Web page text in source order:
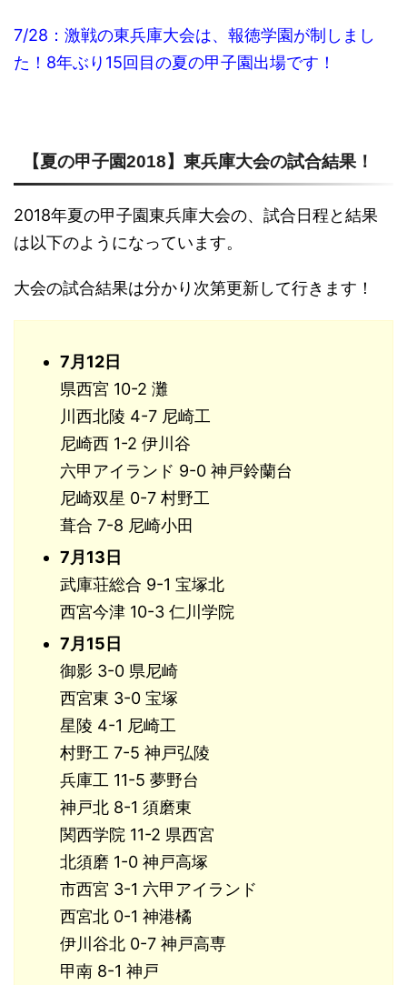
7/28：激戦の東兵庫大会は、報徳学園が制しまし
た！8年ぶり15回目の夏の甲子園出場です！
【夏の甲子園2018】東兵庫大会の試合結果！
2018年夏の甲子園東兵庫大会の、試合日程と結果
は以下のようになっています。
大会の試合結果は分かり次第更新して行きます！
7月12日
県西宮 10-2 灘
川西北陵 4-7 尼崎工
尼崎西 1-2 伊川谷
六甲アイランド 9-0 神戸鈴蘭台
尼崎双星 0-7 村野工
葺合 7-8 尼崎小田
7月13日
武庫荘総合 9-1 宝塚北
西宮今津 10-3 仁川学院
7月15日
御影 3-0 県尼崎
西宮東 3-0 宝塚
星陵 4-1 尼崎工
村野工 7-5 神戸弘陵
兵庫工 11-5 夢野台
神戸北 8-1 須磨東
関西学院 11-2 県西宮
北須磨 1-0 神戸高塚
市西宮 3-1 六甲アイランド
西宮北 0-1 神港橘
伊川谷北 0-7 神戸高専
甲南 8-1 神戸